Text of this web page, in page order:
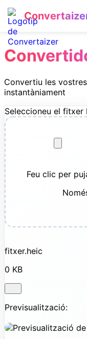
Convertiu les
instantàniament
Seleccioneu el fitxer
Feu clic per
fitxer.heic
0 KB
Previsualització: